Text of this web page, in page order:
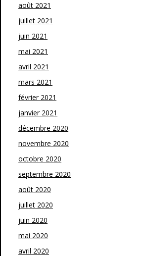
août 2021
juillet 2021
juin 2021
mai 2021
avril 2021
mars 2021
février 2021
janvier 2021
décembre 2020
novembre 2020
octobre 2020
septembre 2020
août 2020
juillet 2020
juin 2020
mai 2020
avril 2020